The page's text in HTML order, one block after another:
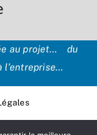
au projet… du
l’entreprise…